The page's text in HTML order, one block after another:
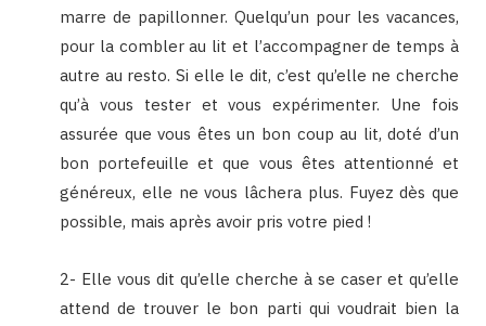
marre de papillonner. Quelqu’un pour les vacances,
pour la combler au lit et l’accompagner de temps à
autre au resto. Si elle le dit, c’est qu’elle ne cherche
qu’à vous tester et vous expérimenter. Une fois
assurée que vous êtes un bon coup au lit, doté d’un
bon portefeuille et que vous êtes attentionné et
généreux, elle ne vous lâchera plus. Fuyez dès que
possible, mais après avoir pris votre pied !
2- Elle vous dit qu’elle cherche à se caser et qu’elle
attend de trouver le bon parti qui voudrait bien la